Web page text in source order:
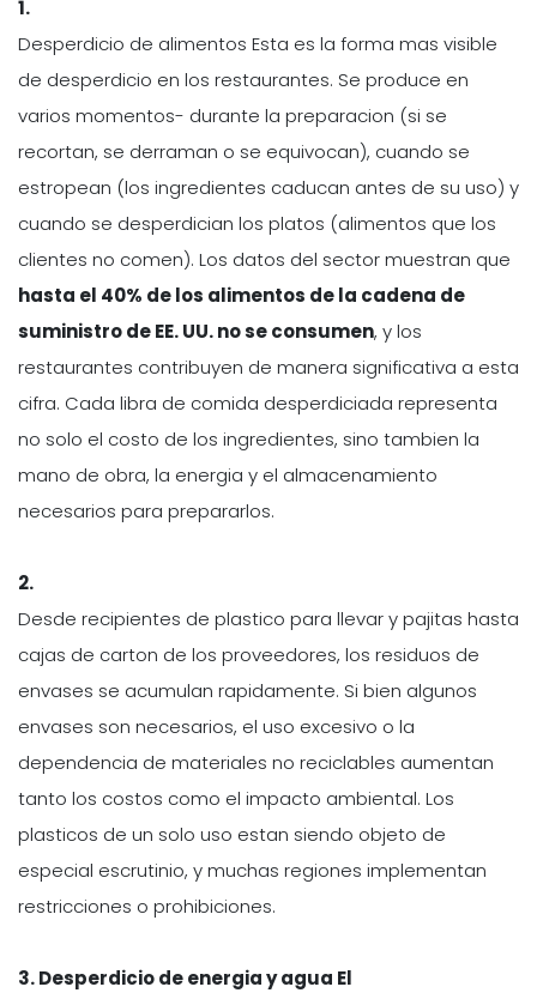
1.
Desperdicio de alimentos Esta es la forma mas visible
de desperdicio en los restaurantes. Se produce en
varios momentos- durante la preparacion (si se
recortan, se derraman o se equivocan), cuando se
estropean (los ingredientes caducan antes de su uso) y
cuando se desperdician los platos (alimentos que los
clientes no comen). Los datos del sector muestran que
hasta el 40% de los alimentos de la cadena de
suministro de EE. UU. no se consumen, y los
restaurantes contribuyen de manera significativa a esta
cifra. Cada libra de comida desperdiciada representa
no solo el costo de los ingredientes, sino tambien la
mano de obra, la energia y el almacenamiento
necesarios para prepararlos.
2.
Desde recipientes de plastico para llevar y pajitas hasta
cajas de carton de los proveedores, los residuos de
envases se acumulan rapidamente. Si bien algunos
envases son necesarios, el uso excesivo o la
dependencia de materiales no reciclables aumentan
tanto los costos como el impacto ambiental. Los
plasticos de un solo uso estan siendo objeto de
especial escrutinio, y muchas regiones implementan
restricciones o prohibiciones.
3. Desperdicio de energia y agua El